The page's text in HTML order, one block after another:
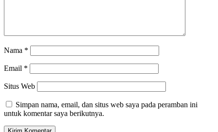
Nama *
Email *
Situs Web
Simpan nama, email, dan situs web saya pada peramban ini
untuk komentar saya berikutnya.